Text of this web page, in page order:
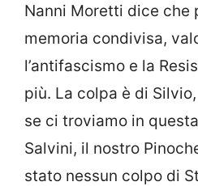
Nanni Moretti dice che
memoria condivisa,
l’antifascismo e la
più. La colpa è di
se ci troviamo in
Salvini, il nostro
stato nessun colpo di